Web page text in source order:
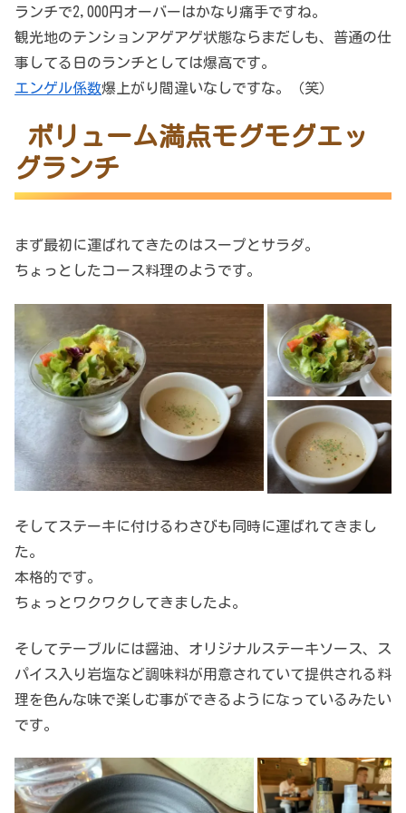
ランチで2,000円オーバーはかなり痛手ですね。
観光地のテンションアゲアゲ状態ならまだしも、普通の仕
事してる日のランチとしては爆高です。
エンゲル係数爆上がり間違いなしですな。（笑）
ボリューム満点モグモグエッ
グランチ
まず最初に運ばれてきたのはスープとサラダ。
ちょっとしたコース料理のようです。
そしてステーキに付けるわさびも同時に運ばれてきまし
た。
本格的です。
ちょっとワクワクしてきましたよ。
そしてテーブルには醤油、オリジナルステーキソース、ス
パイス入り岩塩など調味料が用意されていて提供される料
理を色んな味で楽しむ事ができるようになっているみたい
です。